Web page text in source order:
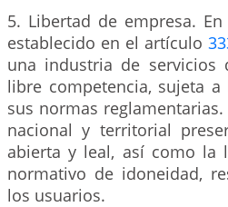
5. Libertad de empresa.
establecido en el artículo
una industria de servicios
libre competencia, sujeta
sus normas
nacional y territorial
abierta y leal, así como la
normativo de idoneidad,
los usuarios.